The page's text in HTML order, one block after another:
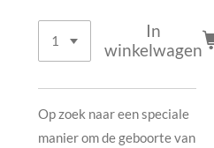
In
winkelwagen
Op zoek naar een speciale
manier om de geboorte van